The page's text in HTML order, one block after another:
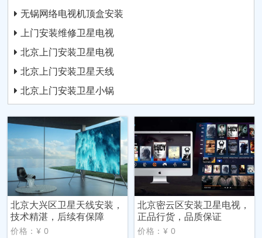
无锅网络电视机顶盒安装
上门安装维修卫星电视
北京上门安装卫星电视
北京上门安装卫星天线
北京上门安装卫星小锅
北京大兴区卫星天线安装，
技术精湛，后续有保障
价格：¥ 0
北京密云区安装卫星电视，
正品行货，品质保证
价格：¥ 0